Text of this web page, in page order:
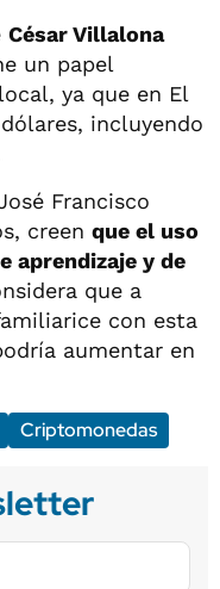
César Villalona
un papel
ya que en El
incluyendo
Francisco
creen que el uso
aprendizaje y de
que a
con esta
aumentar en
Criptomonedas